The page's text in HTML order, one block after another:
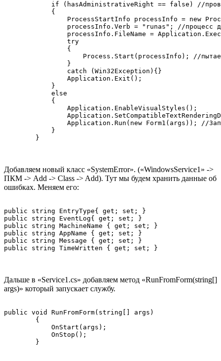
if (hasAdministrativeRight == false) //
            {
ProcessStartInfo processInfo = new
processInfo.Verb = "runas"; //процесс
processInfo.FileName =
                try
                {
Process.Start(processInfo); //
                }
                catch (Win32Exception){}
                Application.Exit();
            }
            else
            {
                Application.EnableVisualStyles();
Application.Run(new Form1(args)); //
            }
        }
Добавляем новый класс «SystemError». («WindowsService1» ->
ПКМ -> Add -> Class -> Add). Тут мы будем хранить данные об
ошибках. Меняем его:
public string EntryType{ get; set; }
public string EventLog{ get; set; }
public string MachineName { get; set; }
public string AppName { get; set; }
public string Message { get; set; }
public string TimeWritten { get; set; }
Дальше в «Service1.cs» добавляем метод «RunFromForm(string[]
args)» который запускает службу.
public void RunFromForm(string[] args)
        {
            OnStart(args);
            OnStop();
        }